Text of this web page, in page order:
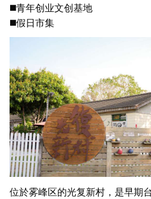
◼️青年创业文创基地
◼️假日市集
位於雾峰区的光复新村，是早期